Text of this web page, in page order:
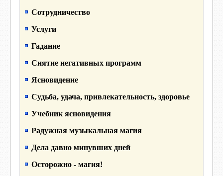
Сотрудничество
Услуги
Гадание
Снятие негативных программ
Ясновидение
Судьба, удача, привлекательность, здоровье
Учебник ясновидения
Радужная музыкальная магия
Дела давно минувших дней
Осторожно - магия!